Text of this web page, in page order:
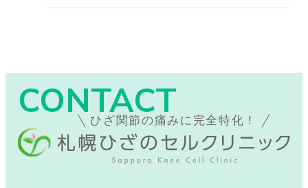
CONTACT
ひざ関節の痛みに完全特化！